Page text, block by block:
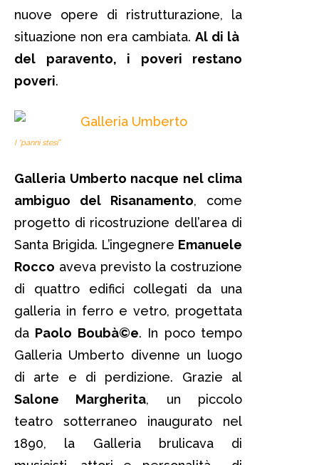
nuove opere di ristrutturazione, la
situazione non era cambiata. Al di là
del paravento, i poveri restano
poveri.
I “panni stesi”
Galleria Umberto nacque nel clima
ambiguo del Risanamento, come
progetto di ricostruzione dell’area di
Santa Brigida. L’ingegnere Emanuele
Rocco aveva previsto la costruzione
di quattro edifici collegati da una
galleria in ferro e vetro, progettata
da Paolo Boubà©e. In poco tempo
Galleria Umberto divenne un luogo
di arte e di perdizione. Grazie al
Salone Margherita, un piccolo
teatro sotterraneo inaugurato nel
1890, la Galleria brulicava di